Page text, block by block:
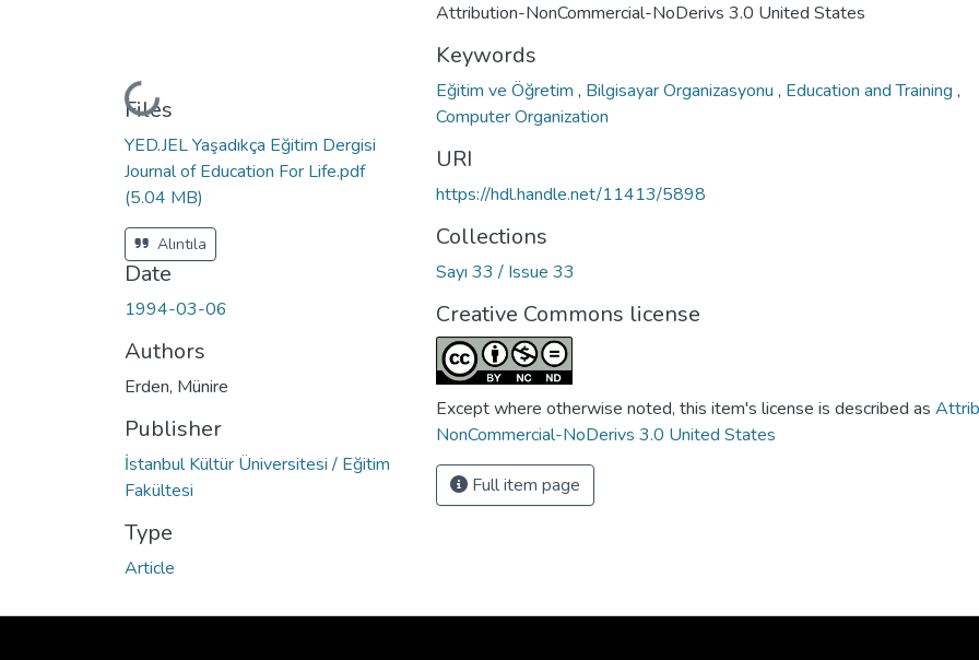
Loading...
Files
YED.JEL Yaşadıkça Eğitim Dergisi
Journal of Education For Life.pdf
(5.04 MB)
Alıntıla
Date
1994-03-06
Authors
Erden, Münire
Publisher
İstanbul Kültür Üniversitesi / Eğitim
Fakültesi
Type
Article
Attribution-NonCommercial-NoDerivs 3.0 United States
Keywords
Eğitim ve Öğretim , Bilgisayar Organizasyonu , Education and Training ,
Computer Organization
URI
https://hdl.handle.net/11413/5898
Collections
Sayı 33 / Issue 33
Creative Commons license
Except where otherwise noted, this item's license is described as
NonCommercial-NoDerivs 3.0 United States
Full item page